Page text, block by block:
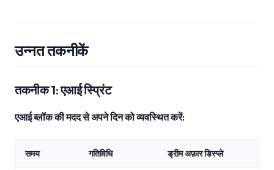
उन्नत तकनीकें
तकनीक 1: एआई स्प्रिंट
एआई ब्लॉक की मदद से अपने दिन को व्यवस्थित करें:
समय गतिविधि ड्रीम अफ़ार डिस्प्ले